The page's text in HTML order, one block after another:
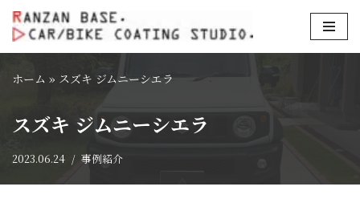
コ
テ
ツ
ス
キ
ホーム » スズキ ジムニーシエラ
スズキ ジムニーシエラ
2023.06.24 事例紹介